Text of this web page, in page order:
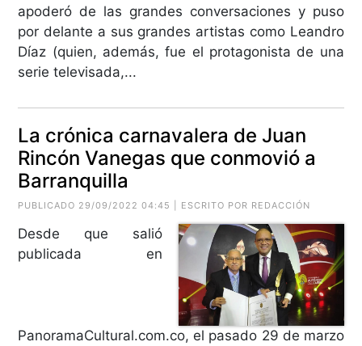
apoderó de las grandes conversaciones y puso
por delante a sus grandes artistas como Leandro
Díaz (quien, además, fue el protagonista de una
serie televisada,...
La crónica carnavalera de Juan
Rincón Vanegas que conmovió a
Barranquilla
PUBLICADO 29/09/2022 04:45 | ESCRITO POR REDACCIÓN
Desde que salió
publicada en
PanoramaCultural.com.co, el pasado 29 de marzo